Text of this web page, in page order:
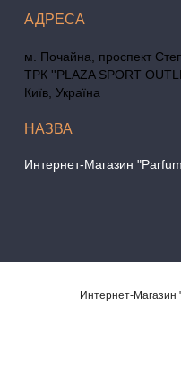
м. Почайна, проспект
ТРК ''PLAZA SPORT
Київ, Україна
Интернет-Магазин